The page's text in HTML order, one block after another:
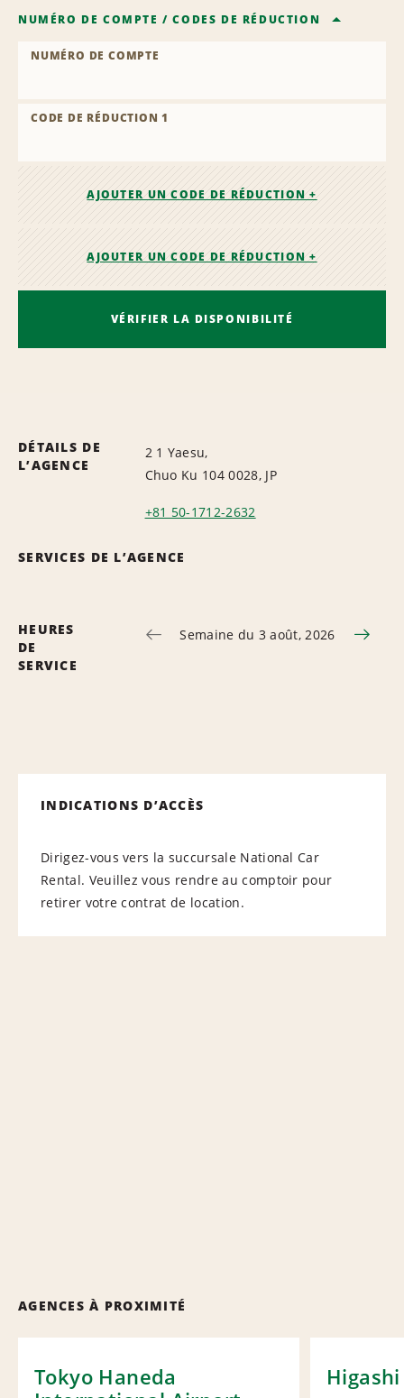
NUMÉRO DE COMPTE /CODES DE RÉDUCTION
NUMÉRO DE COMPTE
CODE DE RÉDUCTION 1
AJOUTER UN CODE DE RÉDUCTION +
AJOUTER UN CODE DE RÉDUCTION +
VÉRIFIER LA DISPONIBILITÉ
DÉTAILS DE
L’AGENCE
2 1 Yaesu,
Chuo Ku 104 0028, JP
+81 50-1712-2632
SERVICES DE L’AGENCE
HEURES
DE
SERVICE
Semaine du 3 août, 2026
INDICATIONS D’ACCÈS
Dirigez-vous vers la succursale National Car
Rental. Veuillez vous rendre au comptoir pour
retirer votre contrat de location.
AGENCES À PROXIMITÉ
Tokyo Haneda